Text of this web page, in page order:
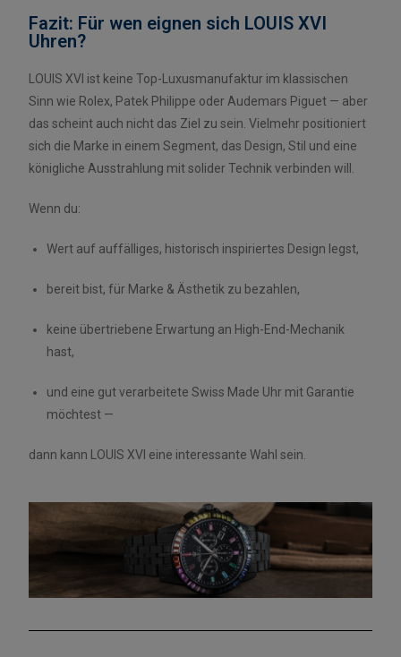
Fazit: Für wen eignen sich LOUIS XVI
Uhren?
LOUIS XVI ist keine Top-Luxusmanufaktur im klassischen
Sinn wie Rolex, Patek Philippe oder Audemars Piguet — aber
das scheint auch nicht das Ziel zu sein. Vielmehr positioniert
sich die Marke in einem Segment, das Design, Stil und eine
königliche Ausstrahlung mit solider Technik verbinden will.
Wenn du:
Wert auf auffälliges, historisch inspiriertes Design legst,
bereit bist, für Marke & Ästhetik zu bezahlen,
keine übertriebene Erwartung an High-End-Mechanik
hast,
und eine gut verarbeitete Swiss Made Uhr mit Garantie
möchtest —
dann kann LOUIS XVI eine interessante Wahl sein.